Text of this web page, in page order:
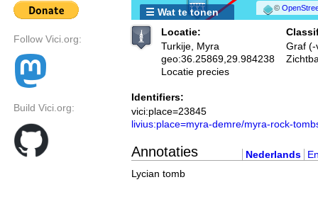
Follow Vici.org:
Build Vici.org:
©
☰ Wat te tonen
Locatie:
Turkije, Myra
geo:36.25869,29.984238
Locatie precies
Graf (-
Identifiers:
vici:place=23845
livius:place=myra-demre/myra-rock-
Annotaties Nederlands
Lycian tomb